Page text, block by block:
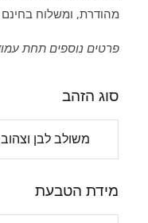
מהודרת, ומשלוח
פרטים נוספים תחת
סוג הזהב
מידת הטבעת